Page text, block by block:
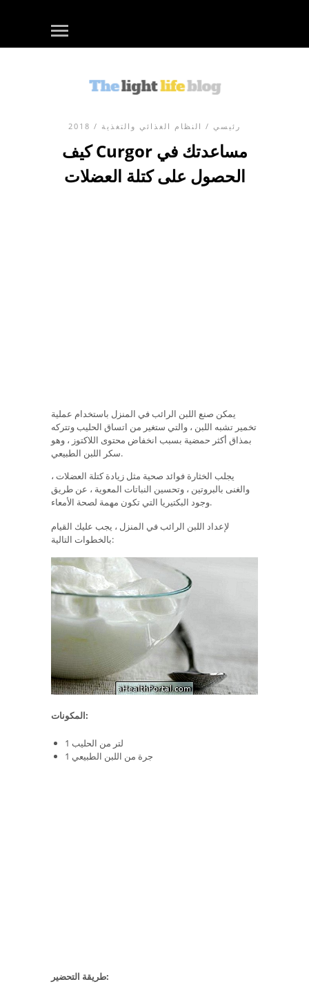
رئيسي / النظام الغذائي والتغذية / 2018
كيف Curgor مساعدتك في
الحصول على كتلة العضلات
يمكن صنع اللبن الرائب في المنزل باستخدام عملية
تخمير تشبه اللبن ، والتي ستغير من اتساق الحليب وتتركه
بمذاق أكثر حمضية بسبب انخفاض محتوى اللاكتوز ، وهو
سكر اللبن الطبيعي.
يجلب الخثارة فوائد صحية مثل زيادة كتلة العضلات ،
والغنى بالبروتين ، وتحسين النباتات المعوية ، عن طريق
وجود البكتيريا التي تكون مهمة لصحة الأمعاء.
لإعداد اللبن الرائب في المنزل ، يجب عليك القيام
بالخطوات التالية:
المكونات:
1 لتر من الحليب
1 جرة من اللبن الطبيعي
طريقة التحضير: